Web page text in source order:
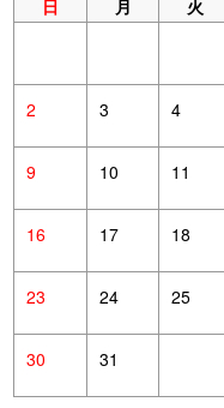
日 月 火
2 3 4
9 10 11
16 17 18
23 24 25
30 31